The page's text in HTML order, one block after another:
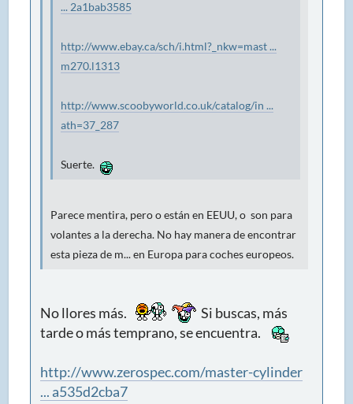
... 2a1bab3585
http://www.ebay.ca/sch/i.html?_nkw=mast ...
m270.l1313
http://www.scoobyworld.co.uk/catalog/in ...
ath=37_287
Suerte.
Parece mentira, pero o están en EEUU, o son para
volantes a la derecha. No hay manera de encontrar
esta pieza de m... en Europa para coches europeos.
No llores más.
Si buscas, más
tarde o más temprano, se encuentra.
http://www.zerospec.com/master-cylinder
... a535d2cba7